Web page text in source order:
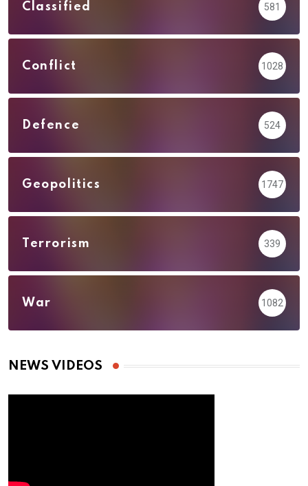
Classified 581
Conflict 1028
Defence 524
Geopolitics 1747
Terrorism 339
War 1082
NEWS VIDEOS